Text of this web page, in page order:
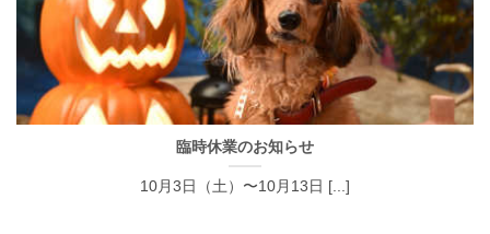
臨時休業のお知らせ
10月3日（土）〜10月13日 [...]